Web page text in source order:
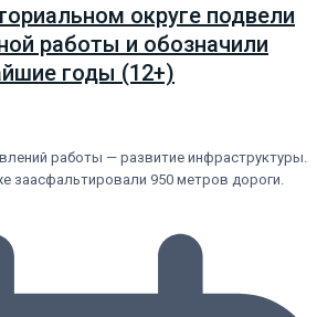
округе подвели
работы и обозначили
годы (12+)
работы — развитие инфраструктуры.
заасфальтировали 950 метров дороги.